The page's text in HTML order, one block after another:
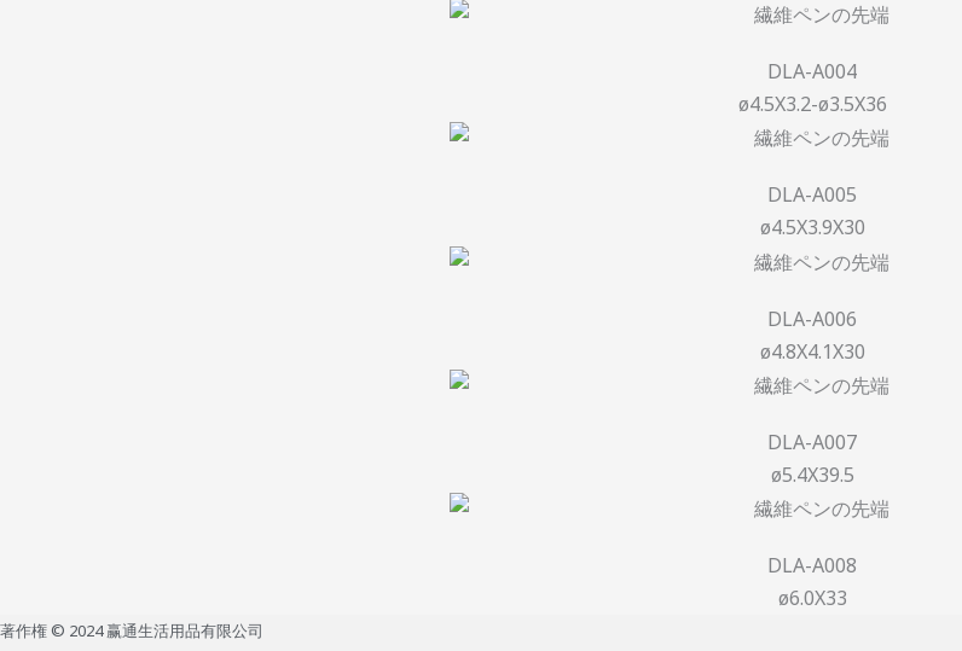
DLA-A004
ø4.5X3.2-ø3.5X36
DLA-A005
ø4.5X3.9X30
DLA-A006
ø4.8X4.1X30
DLA-A007
ø5.4X39.5
DLA-A008
ø6.0X33
著作権 © 2024 赢通生活用品有限公司